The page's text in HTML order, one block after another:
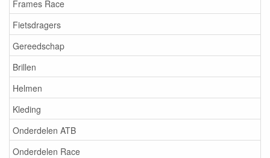
Frames Race
Fietsdragers
Gereedschap
Brillen
Helmen
Kleding
Onderdelen ATB
Onderdelen Race